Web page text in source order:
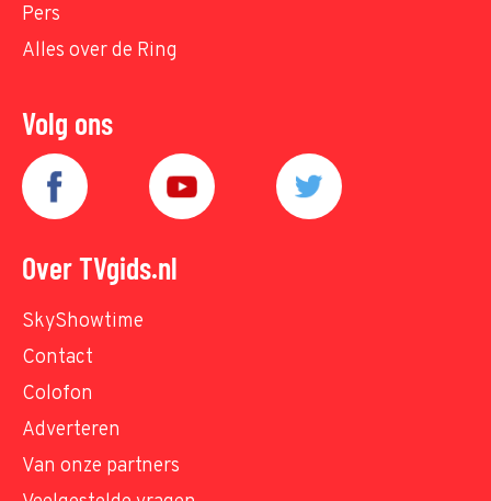
Pers
Alles over de Ring
Volg ons
Over TVgids.nl
SkyShowtime
Contact
Colofon
Adverteren
Van onze partners